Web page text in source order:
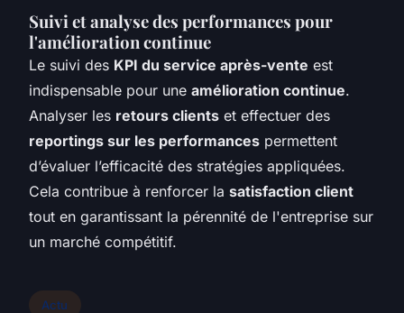
Suivi et analyse des performances pour
l'amélioration continue
Le suivi des KPI du service après-vente est
indispensable pour une amélioration continue.
Analyser les retours clients et effectuer des
reportings sur les performances permettent
d’évaluer l’efficacité des stratégies appliquées.
Cela contribue à renforcer la satisfaction client
tout en garantissant la pérennité de l'entreprise sur
un marché compétitif.
Actu